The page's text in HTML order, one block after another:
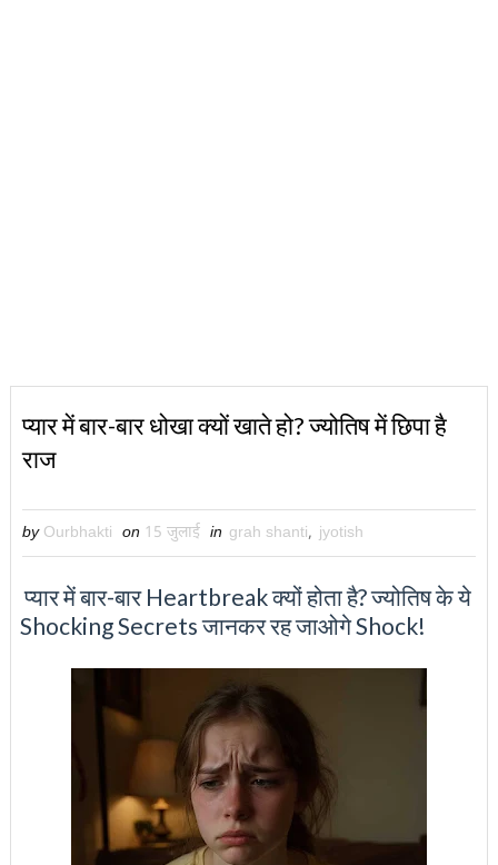
प्यार में बार-बार धोखा क्यों खाते हो? ज्योतिष में छिपा है
राज
by Ourbhakti on 15 जुलाई in grah shanti, jyotish
प्यार में बार-बार Heartbreak क्यों होता है? ज्योतिष के ये
Shocking Secrets जानकर रह जाओगे Shock!